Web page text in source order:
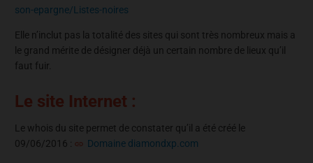
son-epargne/Listes-noires
Elle n’inclut pas la totalité des sites qui sont très nombreux mais a
le grand mérite de désigner déjà un certain nombre de lieux qu’il
faut fuir.
Le site Internet :
Le whois du site permet de constater qu’il a été créé le
09/06/2016 :
Domaine diamondxp.com